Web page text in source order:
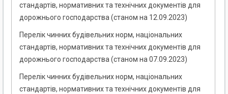
стандартів, нормативних та технічних документів для
дорожнього господарства (станом на 12.09.2023)
Перелік чинних будівельних норм, національних
стандартів, нормативних та технічних документів для
дорожнього господарства (станом на 07.09.2023)
Перелік чинних будівельних норм, національних
стандартів, нормативних та технічних документів для